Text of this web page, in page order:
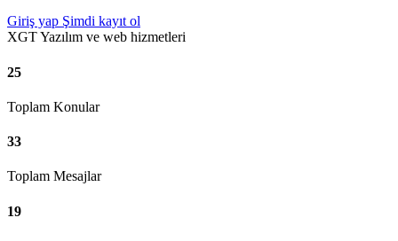
Giriş yap Şimdi kayıt ol
XGT Yazılım ve web hizmetleri
25
Toplam Konular
33
Toplam Mesajlar
19